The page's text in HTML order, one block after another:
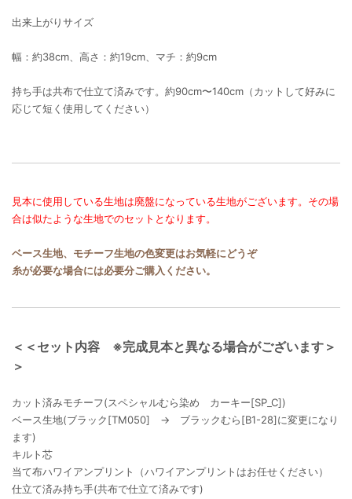
出来上がりサイズ
幅：約38cm、高さ：約19cm、マチ：約9cm
持ち手は共布で仕立て済みです。約90cm〜140cm（カットして好みに
応じて短く使用してください）
見本に使用している生地は廃盤になっている生地がございます。その場
合は似たような生地でのセットとなります。
ベース生地、モチーフ生地の色変更はお気軽にどうぞ
糸が必要な場合には必要分ご購入ください。
＜＜セット内容 ※完成見本と異なる場合がございます＞
＞
カット済みモチーフ(スペシャルむら染め カーキー[SP_C])
ベース生地(ブラック[TM050] → ブラックむら[B1-28]に変更になり
ます)
キルト芯
当て布ハワイアンプリント（ハワイアンプリントはお任せください）
仕立て済み持ち手(共布で仕立て済みです)